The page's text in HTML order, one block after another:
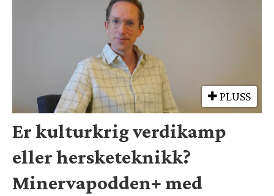
PLUSS
Er kulturkrig verdikamp
eller hersketeknikk?
Minervapodden+ med